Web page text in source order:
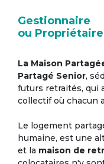
Gestionnaire
ou
La Maison
Partagé Senior,
futurs retraités, qui
collectif où chacun
Le logement
humaine, est une
et la maison de